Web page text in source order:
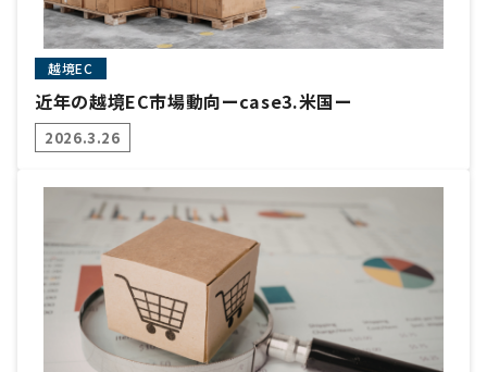
越境EC
近年の越境EC市場動向ーcase3.米国ー
2026.3.26